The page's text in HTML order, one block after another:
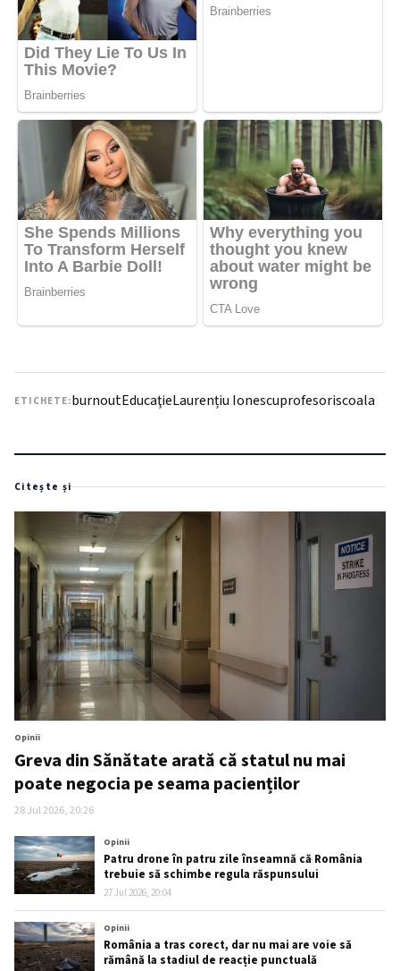
ETICHETE:burnoutEducaţieLaurențiu Ionescuprofesoriscoala
Citește și
Opinii
Greva din Sănătate arată că statul nu mai
poate negocia pe seama pacienților
28 Jul 2026, 20:26
Opinii
Patru drone în patru zile înseamnă că România
trebuie să schimbe regula răspunsului
27 Jul 2026, 20:04
Opinii
România a tras corect, dar nu mai are voie să
rămână la stadiul de reacție punctuală